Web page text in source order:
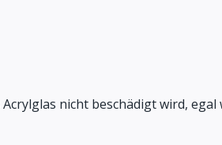
nicht beschädigt wird, egal